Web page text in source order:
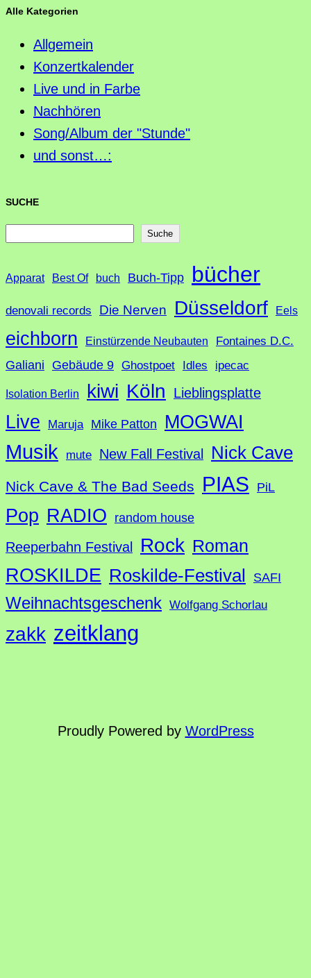
Alle Kategorien
Allgemein
Konzertkalender
Live und in Farbe
Nachhören
Song/Album der "Stunde"
und sonst…:
SUCHE
c
Suche
Apparat Best Of buch Buch-Tipp bücher
denovali records Die Nerven Düsseldorf Eels
eichborn Einstürzende Neubauten Fontaines D.C.
Galiani Gebäude 9 Ghostpoet Idles ipecac
Isolation Berlin kiwi Köln Lieblingsplatte
Live Maruja Mike Patton MOGWAI
Musik mute New Fall Festival Nick Cave
Nick Cave & The Bad Seeds PIAS PiL
Pop RADIO random house
Reeperbahn Festival Rock Roman
ROSKILDE Roskilde-Festival SAFI
Weihnachtsgeschenk Wolfgang Schorlau
zakk zeitklang
Proudly Powered by WordPress